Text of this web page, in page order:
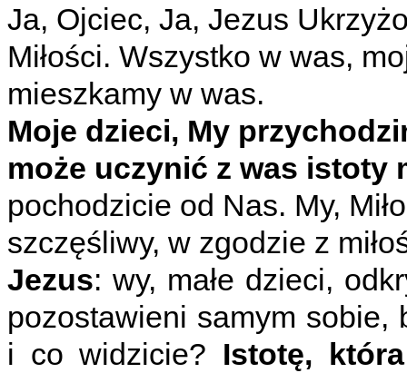
Ja, Ojciec, Ja, Jezus
Miłości. Wszystko w was,
mieszkamy w was.
Moje dzieci, My
może uczynić z was istoty
pochodzicie od Nas. My,
szczęśliwy, w zgodzie z
Jezus: wy, małe dzieci,
pozostawieni samym
i co widzicie? Istotę,